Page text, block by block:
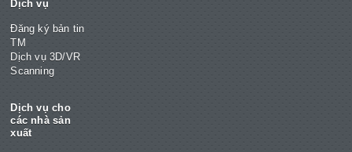
Dịch vụ
Đăng ký bản tin
TM
Dịch vụ 3D/VR
Scanning
Dịch vụ cho
các nhà sản
xuất